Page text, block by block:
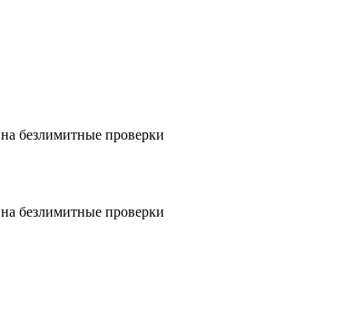
на безлимитные проверки
на безлимитные проверки